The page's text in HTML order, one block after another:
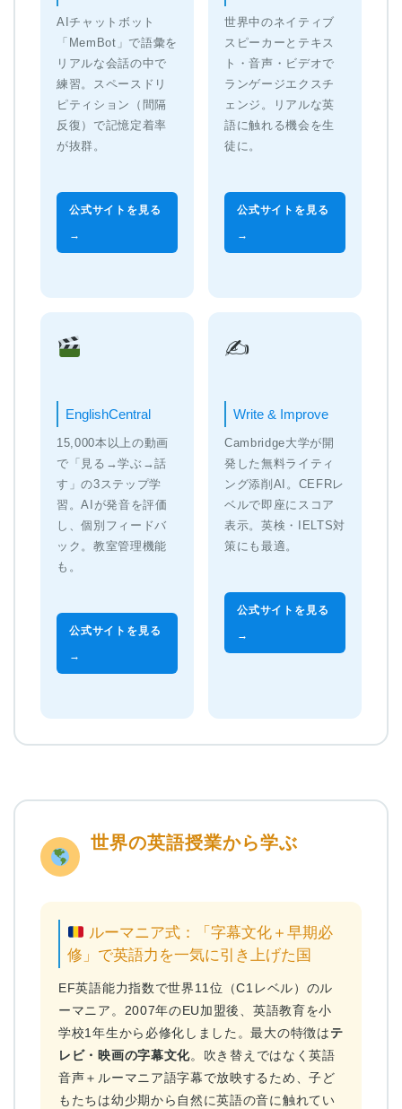
AIチャットボット
「MemBot」で語彙を
リアルな会話の中で
練習。スペースドリ
ピティション（間隔
反復）で記憶定着率
が抜群。
公式サイトを見る
→
世界中のネイティブ
スピーカーとテキス
ト・音声・ビデオで
ランゲージエクスチ
ェンジ。リアルな英
語に触れる機会を生
徒に。
公式サイトを見る
→
EnglishCentral
15,000本以上の動画
で「見る→学ぶ→話
す」の3ステップ学
習。AIが発音を評価
し、個別フィードバ
ック。教室管理機能
も。
公式サイトを見る
→
✍️
Write & Improve
Cambridge大学が開
発した無料ライティ
ング添削AI。CEFRレ
ベルで即座にスコア
表示。英検・IELTS対
策にも最適。
公式サイトを見る
→
世界の英語授業から学ぶ
ルーマニア式：「字幕文化＋早期必
修」で英語力を一気に引き上げた国
EF英語能力指数で世界11位（C1レベル）のル
ーマニア。2007年のEU加盟後、英語教育を小
学校1年生から必修化しました。最大の特徴はテ
レビ・映画の字幕文化。吹き替えではなく英語
音声＋ルーマニア語字幕で放映するため、子ど
もたちは幼少期から自然に英語の音に触れてい